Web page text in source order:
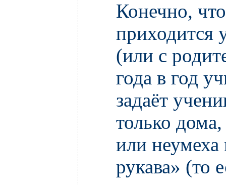
Конечно,
приходится
(или с
года в год
задаёт
только
или неумеха
рукава» (то